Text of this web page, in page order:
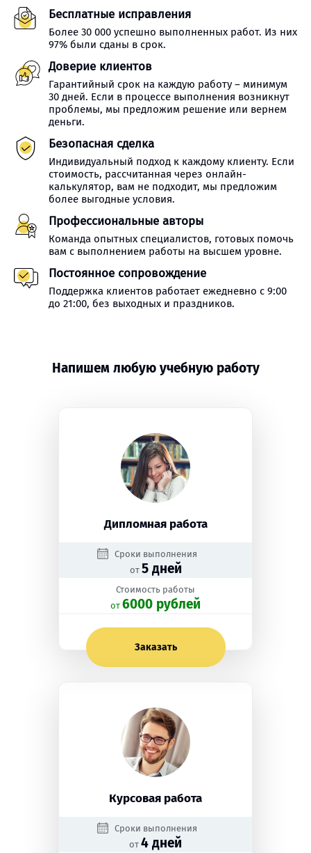
Бесплатные исправления
Более 30 000 успешно выполненных работ. Из них
97% были сданы в срок.
Доверие клиентов
Гарантийный срок на каждую работу – минимум
30 дней. Если в процессе выполнения возникнут
проблемы, мы предложим решение или вернем
деньги.
Безопасная сделка
Индивидуальный подход к каждому клиенту. Если
стоимость, рассчитанная через онлайн-
калькулятор, вам не подходит, мы предложим
более выгодные условия.
Профессиональные авторы
Команда опытных специалистов, готовых помочь
вам с выполнением работы на высшем уровне.
Постоянное сопровождение
Поддержка клиентов работает ежедневно с 9:00
до 21:00, без выходных и праздников.
Напишем любую учебную работу
Дипломная работа
Сроки выполнения
от 5 дней
Стоимость работы
oт 6000 рублей
Заказать
Курсовая работа
Сроки выполнения
от 4 дней